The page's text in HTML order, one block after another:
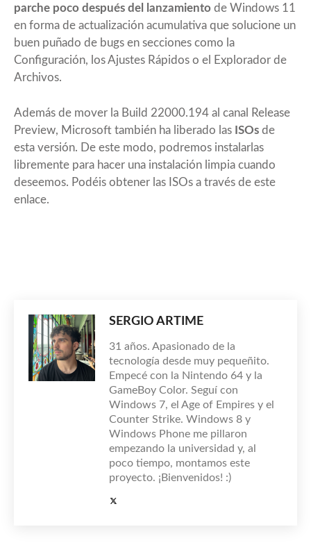
parche poco después del lanzamiento de Windows 11
en forma de actualización acumulativa que solucione un
buen puñado de bugs en secciones como la
Configuración, los Ajustes Rápidos o el Explorador de
Archivos.
Además de mover la Build 22000.194 al canal Release
Preview, Microsoft también ha liberado las ISOs de
esta versión. De este modo, podremos instalarlas
libremente para hacer una instalación limpia cuando
deseemos. Podéis obtener las ISOs a través de este
enlace.
SERGIO ARTIME
31 años. Apasionado de la
tecnología desde muy pequeñito.
Empecé con la Nintendo 64 y la
GameBoy Color. Seguí con
Windows 7, el Age of Empires y el
Counter Strike. Windows 8 y
Windows Phone me pillaron
empezando la universidad y, al
poco tiempo, montamos este
proyecto. ¡Bienvenidos! :)